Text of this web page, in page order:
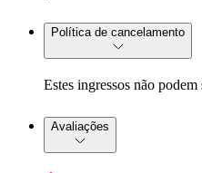
Política de cancelamento
Estes ingressos não
Avaliações